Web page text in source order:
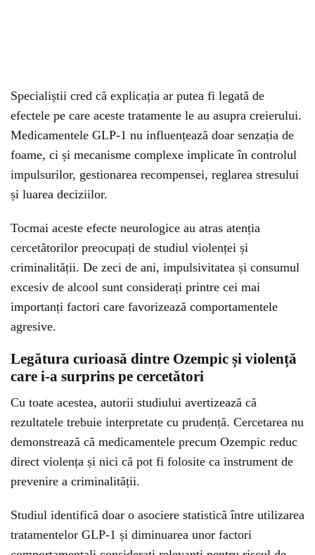
Specialiștii cred că explicația ar putea fi legată de
efectele pe care aceste tratamente le au asupra creierului.
Medicamentele GLP-1 nu influențează doar senzația de
foame, ci și mecanisme complexe implicate în controlul
impulsurilor, gestionarea recompensei, reglarea stresului
și luarea deciziilor.
Tocmai aceste efecte neurologice au atras atenția
cercetătorilor preocupați de studiul violenței și
criminalității. De zeci de ani, impulsivitatea și consumul
excesiv de alcool sunt considerați printre cei mai
importanți factori care favorizează comportamentele
agresive.
Legătura curioasă dintre Ozempic și violență
care i-a surprins pe cercetători
Cu toate acestea, autorii studiului avertizează că
rezultatele trebuie interpretate cu prudență. Cercetarea nu
demonstrează că medicamentele precum Ozempic reduc
direct violența și nici că pot fi folosite ca instrument de
prevenire a criminalității.
Studiul identifică doar o asociere statistică între utilizarea
tratamentelor GLP-1 și diminuarea unor factori